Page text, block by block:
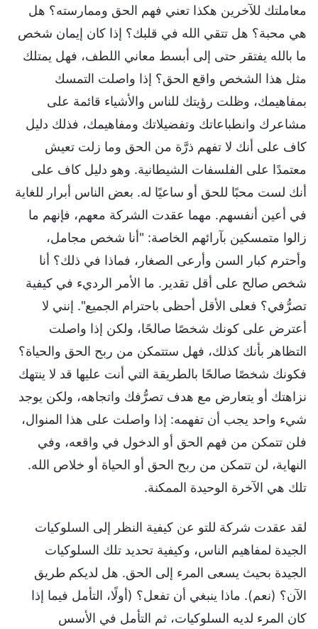
معاملتك للآخرين هكذا تعني فهم الحق وممارسته؟ هل
هي محبة؟ هل تتقي الله في قلبك؟ إذا كان إيمان شخص
ما بالله يفتقر حتى إلى أبسط معاني اللطف، فهل يمتلك
مثل هذا الشخص واقع الحق؟ إذا واصلت التمسك
بمفاهيمك، وظلت رؤيتك للناس والأشياء قائمة على
مشاعرك وانطباعاتك وتفضيلاتك ومفاهيمك، فذلك دليل
كاف على أنك لا تفهم ذرَّة من الحق وما زلت تعيش
معتمدًا على الفلسفات الشيطانية. وهو دليل كاف على
أنك لست محبًا للحق أو ساعيًا له. بعض الناس أبرار للغاية
في أعين أنفسهم. مهما عقدت الشركة معهم، فإنهم ما
زالوا متمسكين بآرائهم الخاصة: "أنا شخص مجامل،
وأحترم كبار السن وأرعى الصغار، فماذا في ذلك؟ أنا
شخص صالح على أقل تقدير. ما الأمر الرديء في كيفية
تصرُّفي؟ فعلى الأقل أحظى باحترام الجميع". إنني لا
أعترض على كونك شخصًا صالحًا، ولكن إذا واصلت
التظاهر بأنك كذلك، فهل ستتمكن من ربح الحق والحياة؟
فكونك شخصًا صالحًا بالطريقة التي أنت عليها قد لا ينتهك
نزاهتك أو يتعارض مع هدف تصرُّفك واتجاهه، ولكن يوجد
شيء واحد يجب أن تفهمه: إذا واصلت على هذا المنوال،
فلن تتمكن من فهم الحق أو الدخول في واقعه، وفي
النهاية، لن تتمكن من ربح الحق أو الحياة أو خلاص الله.
تلك هي الآخرة الوحيدة الممكنة.
لقد عقدت شركة للتو عن كيفية النظر إلى السلوكيات
الجيدة لمفاهيم الناس، وكيفية تحديد تلك السلوكيات
الجيدة بحيث يسعى المرء إلى الحق. هل لديكم طريق
الآن؟ (نعم). ماذا ينبغي أن تفعل؟ (أولًا، التأمل فيما إذا
كان المرء لديه السلوكيات، ثم التأمل في الأسس